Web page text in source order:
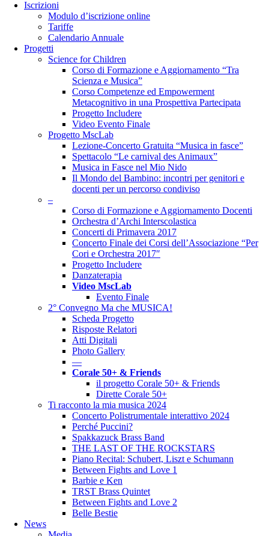
Iscrizioni
Modulo d’iscrizione online
Tariffe
Calendario Annuale
Progetti
Science for Children
Corso di Formazione e Aggiornamento “Tra
Scienza e Musica”
Corso Competenze ed Empowerment
Metacognitivo in una Prospettiva Partecipata
Progetto Includere
Video Evento Finale
Progetto MscLab
Lezione-Concerto Gratuita “Musica in fasce”
Spettacolo “Le carnival des Animaux”
Musica in Fasce nel Mio Nido
Il Mondo del Bambino: incontri per genitori e
docenti per un percorso condiviso
–
Corso di Formazione e Aggiornamento Docenti
Orchestra d’Archi Interscolastica
Concerti di Primavera 2017
Concerto Finale dei Corsi dell’Associazione “Per
Cori e Orchestra 2017″
Progetto Includere
Danzaterapia
Video MscLab
Evento Finale
2° Convegno Ma che MUSICA!
Scheda Progetto
Risposte Relatori
Atti Digitali
Photo Gallery
––
Corale 50+ & Friends
il progetto Corale 50+ & Friends
Dirette Corale 50+
Ti racconto la mia musica 2024
Concerto Polistrumentale interattivo 2024
Perché Puccini?
Spakkazuck Brass Band
THE LAST OF THE ROCKSTARS
Piano Recital: Schubert, Liszt e Schumann
Between Fights and Love 1
Barbie e Ken
TRST Brass Quintet
Between Fights and Love 2
Belle Bestie
News